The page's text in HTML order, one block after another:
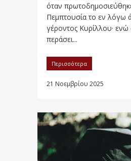
όταν
Πεμπτουσία το εν λόγω
γέροντος Κυρίλλου·
περάσει...
Περισσότερα
21 Νοεμβρίου 2025